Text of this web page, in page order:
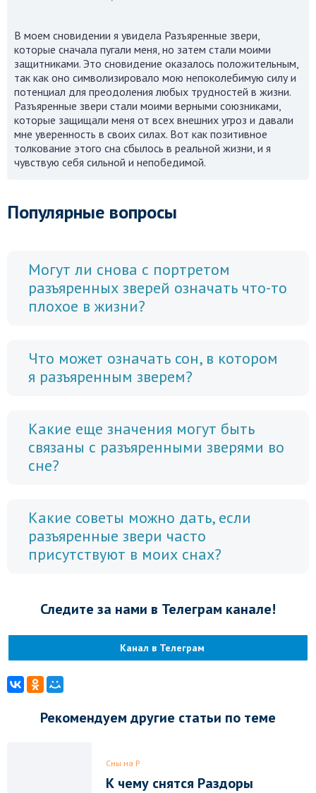
В моем сновидении я увидела Разъяренные звери,
которые сначала пугали меня, но затем стали моими
защитниками. Это сновидение оказалось положительным,
так как оно символизировало мою непоколебимую силу и
потенциал для преодоления любых трудностей в жизни.
Разъяренные звери стали моими верными союзниками,
которые защищали меня от всех внешних угроз и давали
мне уверенность в своих силах. Вот как позитивное
толкование этого сна сбылось в реальной жизни, и я
чувствую себя сильной и непобедимой.
Популярные вопросы
Могут ли снова с портретом
разъяренных зверей означать что-то
плохое в жизни?
Что может означать сон, в котором
я разъяренным зверем?
Какие еще значения могут быть
связаны с разъяренными зверями во
сне?
Какие советы можно дать, если
разъяренные звери часто
присутствуют в моих снах?
Следите за нами в Телеграм канале!
Канал в Телеграм
Рекомендуем другие статьи по теме
Сны на Р
К чему снятся Раздоры